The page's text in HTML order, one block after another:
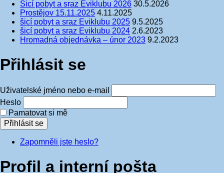
Šicí pobyt a sraz Eviklubu 2026 30.5.2026
Prostějov 15.11.2025 4.11.2025
šicí pobyt a sraz Eviklubu 2025 9.5.2025
šicí pobyt a sraz Eviklubu 2024 2.6.2023
Hromadná objednávka – únor 2023 9.2.2023
Přihlásit se
Uživatelské jméno nebo e-mail
Heslo
Pamatovat si mě
Přihlásit se
Zapomněli jste heslo?
Profil a interní pošta